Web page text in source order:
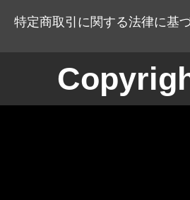
特定商取引に関する法律に基